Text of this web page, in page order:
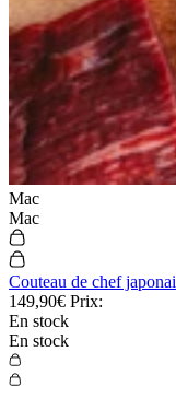
Mac
Mac
Couteau de chef
149,90€ Prix:
En stock
En stock